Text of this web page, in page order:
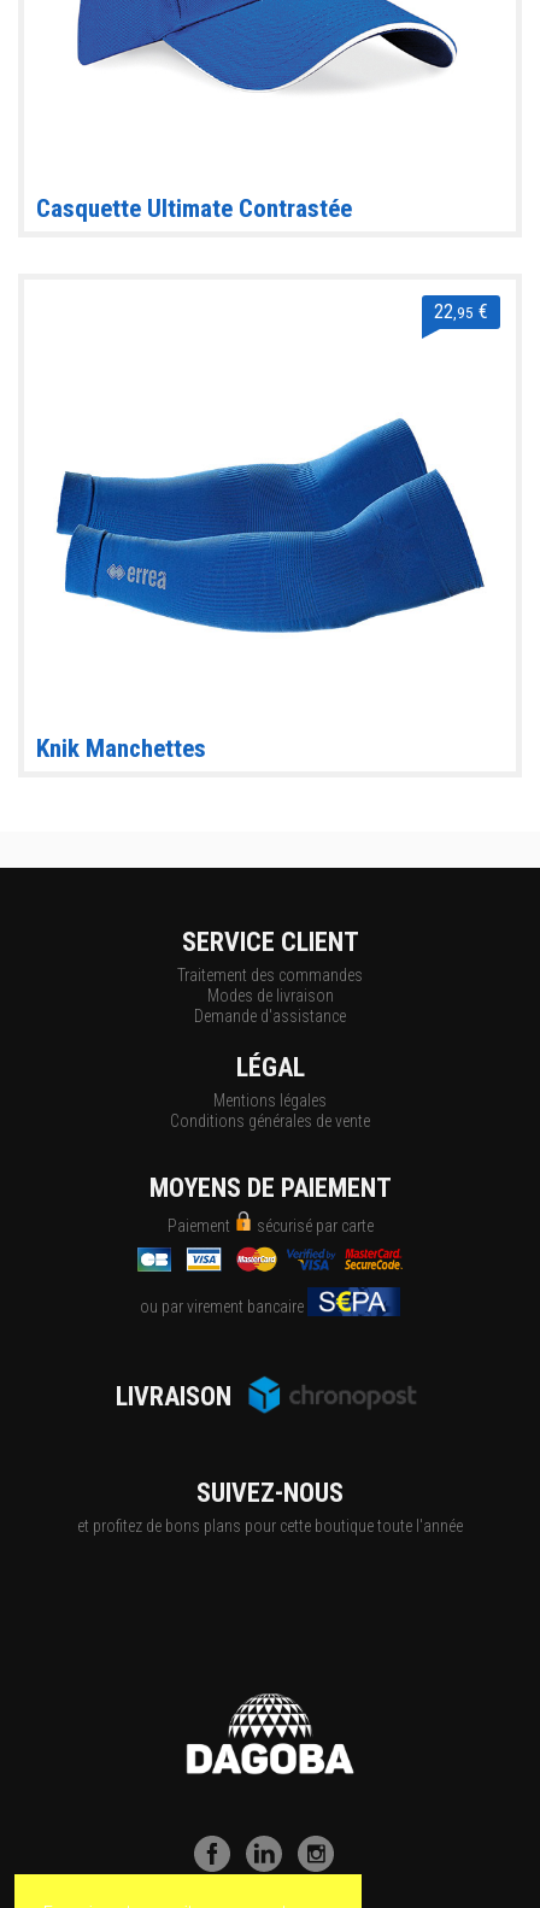
Casquette Ultimate Contrastée
22,95 €
Knik Manchettes
SERVICE CLIENT
Traitement des commandes
Modes de livraison
Demande d'assistance
LÉGAL
Mentions légales
Conditions générales de vente
MOYENS DE PAIEMENT
Paiement sécurisé par carte
ou par virement bancaire
LIVRAISON
SUIVEZ-NOUS
et profitez de bons plans pour cette boutique toute l'année